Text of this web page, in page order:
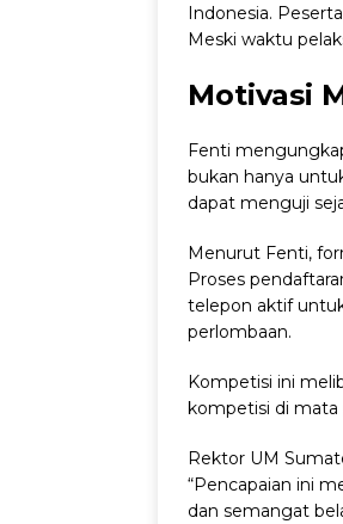
Indonesia.
Meski waktu
Motivasi
Fenti
bukan hanya
dapat menguji
Menurut Fenti,
Proses
telepon aktif
perlombaan.
Kompetisi ini
kompetisi di mata
Rektor UM
“Pencapaian ini
dan semangat